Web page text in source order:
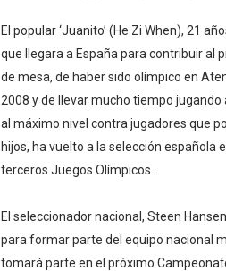
Canadian Football
EFA y AFLE 2026 -
Grandes éxitos por
Campeonato de
Campeonato de
Mundial de
El popular ‘Juanito’ (He Zi When), 21
que llegara a España para contribuir al
de mesa, de haber sido olímpico en
2008 y de llevar mucho tiempo jugando
al máximo nivel contra jugadores que
hijos, ha vuelto a la selección española
terceros Juegos Olímpicos.
El seleccionador nacional, Steen
para formar parte del equipo nacional
tomará parte en el próximo